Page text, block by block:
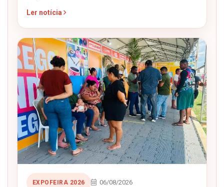
Ler notícia
EXPOFEIRA 2026 06/08/2026